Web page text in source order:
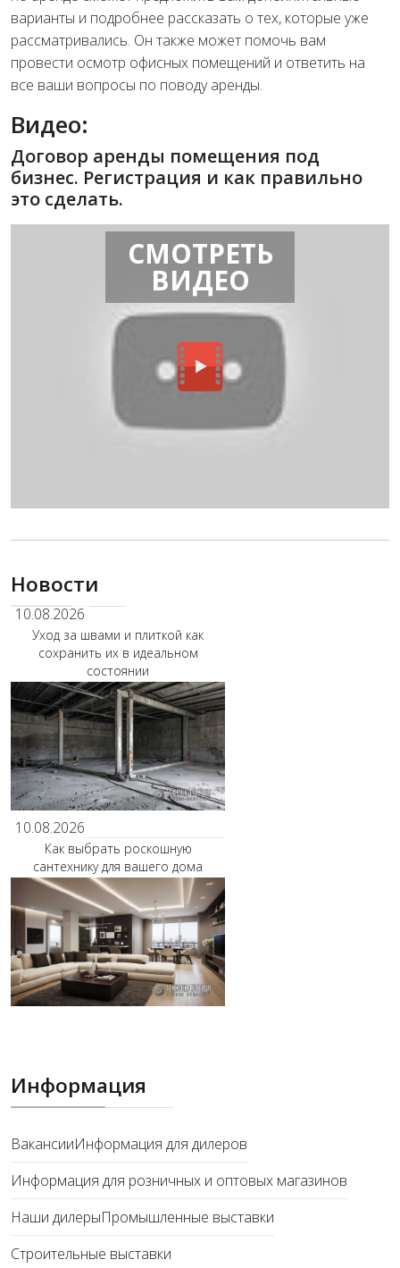
варианты и подробнее рассказать о тех, которые уже
рассматривались. Он также может помочь вам
провести осмотр офисных помещений и ответить на
все ваши вопросы по поводу аренды.
Видео:
Договор аренды помещения под
бизнес. Регистрация и как правильно
это сделать.
СМОТРЕТЬ
ВИДЕО
Новости
10.08.2026
Уход за швами и плиткой как
сохранить их в идеальном
состоянии
10.08.2026
Как выбрать роскошную
сантехнику для вашего дома
Информация
ВакансииИнформация для дилеров
Информация для розничных и оптовых магазинов
Наши дилерыПромышленные выставки
Строительные выставки